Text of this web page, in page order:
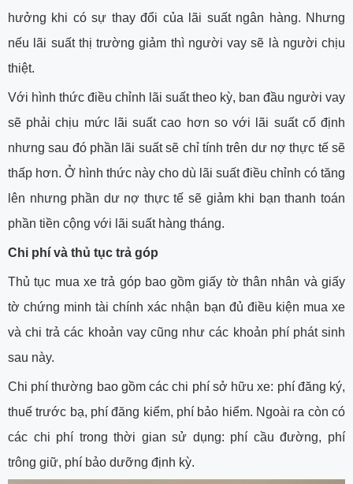
hưởng khi có sự thay đổi của lãi suất ngân hàng. Nhưng
nếu lãi suất thị trường giảm thì người vay sẽ là người chịu
thiệt.
Với hình thức điều chỉnh lãi suất theo kỳ, ban đầu người vay
sẽ phải chịu mức lãi suất cao hơn so với lãi suất cố định
nhưng sau đó phần lãi suất sẽ chỉ tính trên dư nợ thực tế sẽ
thấp hơn. Ở hình thức này cho dù lãi suất điều chỉnh có tăng
lên nhưng phần dư nợ thực tế sẽ giảm khi bạn thanh toán
phần tiền cộng với lãi suất hàng tháng.
Chi phí và thủ tục trả góp
Thủ tục mua xe trả góp bao gồm giấy tờ thân nhân và giấy
tờ chứng minh tài chính xác nhận bạn đủ điều kiện mua xe
và chi trả các khoản vay cũng như các khoản phí phát sinh
sau này.
Chi phí thường bao gồm các chi phí sở hữu xe: phí đăng ký,
thuế trước bạ, phí đăng kiểm, phí bảo hiểm. Ngoài ra còn có
các chi phí trong thời gian sử dụng: phí cầu đường, phí
trông giữ, phí bảo dưỡng định kỳ.